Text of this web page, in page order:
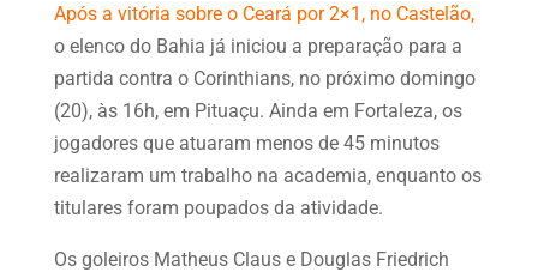
Após a vitória sobre o Ceará por 2×1, no Castelão,
o elenco do Bahia já iniciou a preparação para a
partida contra o Corinthians, no próximo domingo
(20), às 16h, em Pituaçu. Ainda em Fortaleza, os
jogadores que atuaram menos de 45 minutos
realizaram um trabalho na academia, enquanto os
titulares foram poupados da atividade.
Os goleiros Matheus Claus e Douglas Friedrich